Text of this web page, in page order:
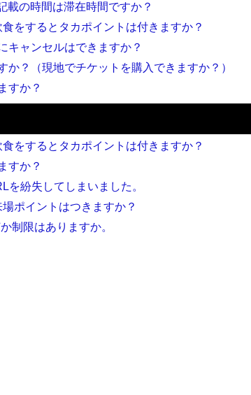
載の時間は滞在時間ですか？
食をするとタカポイントは付きますか？
キャンセルはできますか？
か？（現地でチケットを購入できますか？）
すか？
食をするとタカポイントは付きますか？
すか？
を紛失してしまいました。
ポイントはつきますか？
制限はありますか。